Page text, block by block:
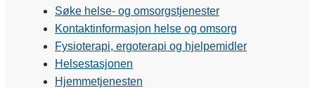
Søke helse- og omsorgstjenester
Kontaktinformasjon helse og omsorg
Fysioterapi, ergoterapi og hjelpemidler
Helsestasjonen
Hjemmetjenesten